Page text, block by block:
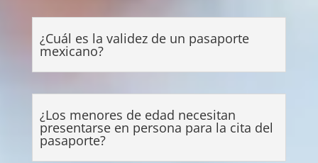
¿Cuál es la validez de un pasaporte
mexicano?
¿Los menores de edad necesitan
presentarse en persona para la cita del
pasaporte?